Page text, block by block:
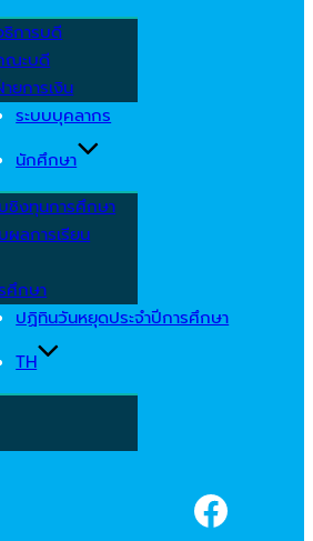
การบดี
ณะบดี
ยการเงิน
ระบบบุคลากร
นักศึกษา
ชิงทุนการศึกษา
ลการเรียน
ศึกษา
ปฏิทินวันหยุดประจำปีการศึกษา
TH